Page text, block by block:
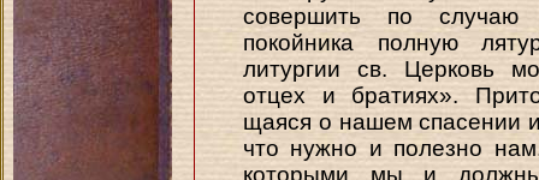
совершить по случаю
покойника полную
литургии св. Церковь
отцех и братиях».
щаяся о нашем спасении
что нужно и полезно
которыми мы и